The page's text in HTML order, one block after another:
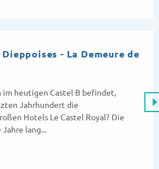
- La Demeure de
im heutigen Castel B befindet,
Jahrhundert die
Hotels Le Castel Royal? Die
lang...